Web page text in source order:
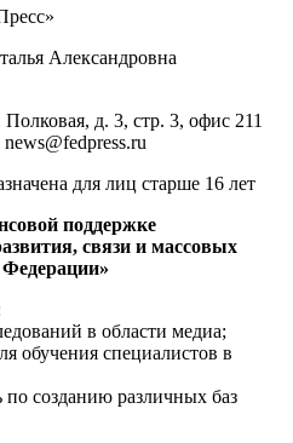
Александровна
д. 3, стр. 3, офис 211
для лиц старше 16 лет
поддержке
связи и массовых
в области медиа;
обучения специалистов в
по созданию различных баз